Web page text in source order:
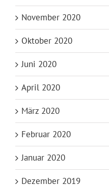
November 2020
Oktober 2020
Juni 2020
April 2020
März 2020
Februar 2020
Januar 2020
Dezember 2019